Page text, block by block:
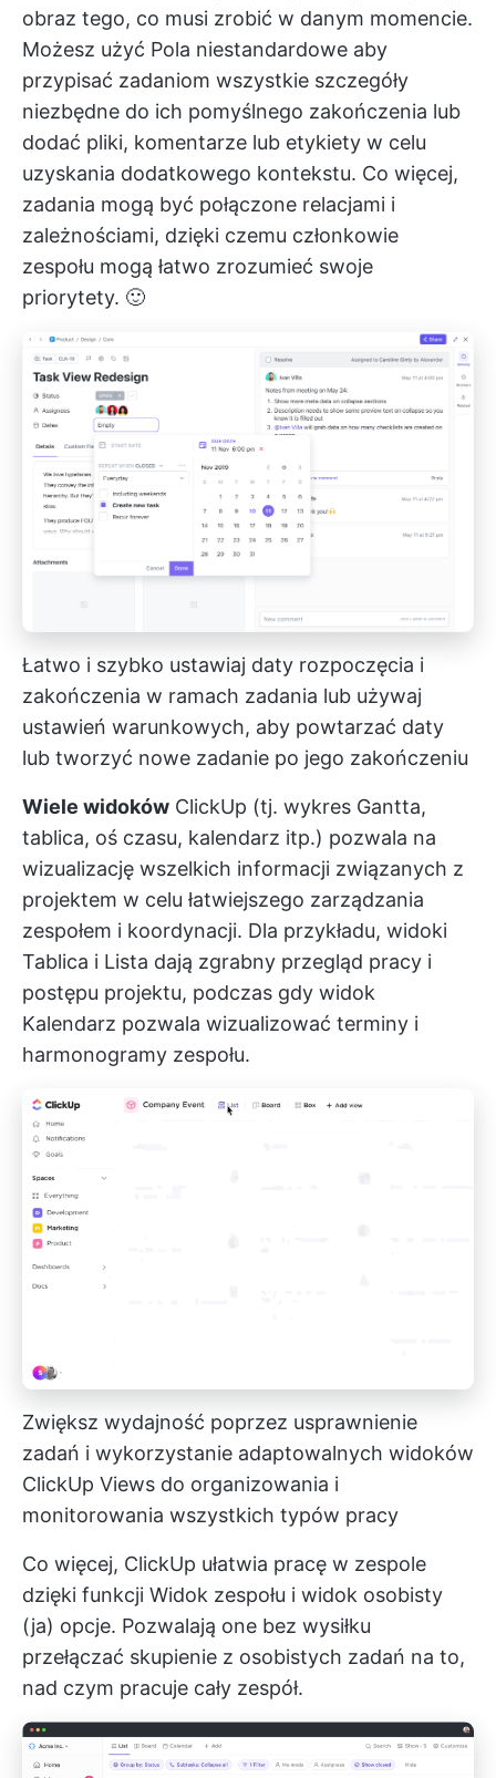
obraz tego, co musi zrobić w danym momencie.
Możesz użyć Pola niestandardowe aby
przypisać zadaniom wszystkie szczegóły
niezbędne do ich pomyślnego zakończenia lub
dodać pliki, komentarze lub etykiety w celu
uzyskania dodatkowego kontekstu. Co więcej,
zadania mogą być połączone relacjami i
zależnościami, dzięki czemu członkowie
zespołu mogą łatwo zrozumieć swoje
priorytety. 🙂
Łatwo i szybko ustawiaj daty rozpoczęcia i
zakończenia w ramach zadania lub używaj
ustawień warunkowych, aby powtarzać daty
lub tworzyć nowe zadanie po jego zakończeniu
Wiele widoków ClickUp (tj. wykres Gantta,
tablica, oś czasu, kalendarz itp.) pozwala na
wizualizację wszelkich informacji związanych z
projektem w celu łatwiejszego zarządzania
zespołem i koordynacji. Dla przykładu, widoki
Tablica i Lista dają zgrabny przegląd pracy i
postępu projektu, podczas gdy widok
Kalendarz pozwala wizualizować terminy i
harmonogramy zespołu.
Zwiększ wydajność poprzez usprawnienie
zadań i wykorzystanie adaptowalnych widoków
ClickUp Views do organizowania i
monitorowania wszystkich typów pracy
Co więcej, ClickUp ułatwia pracę w zespole
dzięki funkcji Widok zespołu i widok osobisty
(ja) opcje. Pozwalają one bez wysiłku
przełączać skupienie z osobistych zadań na to,
nad czym pracuje cały zespół.